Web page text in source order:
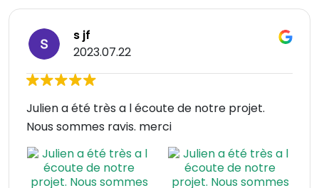
s jf
2023.07.22
Julien a été très a l écoute de notre projet.
Nous sommes ravis. merci